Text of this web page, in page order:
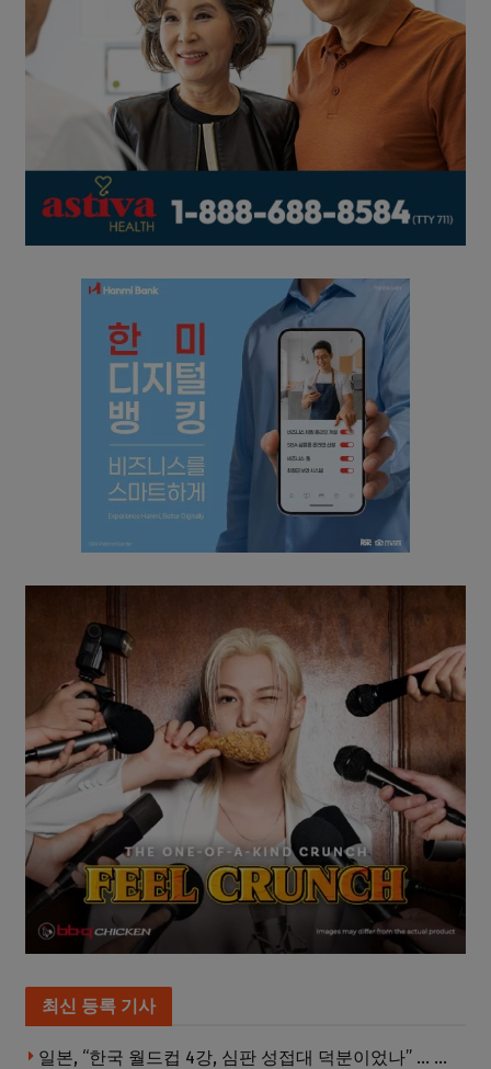
최신 등록 기사
일본, “한국 월드컵 4강, 심판 성접대 덕분이었나” … 의혹눈덩이